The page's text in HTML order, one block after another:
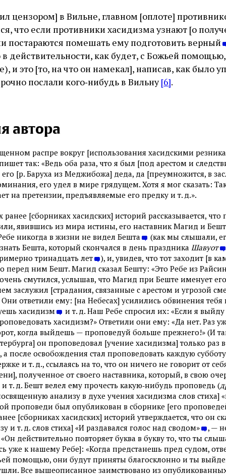
цензором] в Вильне, главном [оплоте]
что если противники хасидизма узнают [о
постараются помешать ему подготовить верный
действительности, как будет, с Божьей помощью,
и это [то, на что он намекал], написав, как было
послали кого‑нибудь в Вильну[6].
автора
распре вокруг [использования хасидскими
так: «Ведь оба раза, что я был [под арестом и
[р. Баруха из Меджибожа] деда, да [преумножится, в
его удел в мире грядущем. Хотя я мог сказать:
на претензии, предъявляемые его предку и т. д.».
[сборниках хасидских] историй рассказывается,
явившись из мира истины, его наставник Магид и
никогда в жизни не видел Бешта
(как мы слышали,
Бешта, который скончался в день праздника Шавуот
тринадцать лет ), и, увидев, что тот заходит [в
перед ним Бешт. Магид сказал Бешту: «Это Ребе из
смутился, услышав, что Магид при Беште именует
заслужил [страдания, связанные с арестом и угрозой
Они ответили ему: [на Небесах] усилились обвинения
хасидизм
и т. д. Наш Ребе спросил их: «Если я выйду
хасидизм?» Ответили они ему: «Да нет. Раз
когда выйдешь — проповедуй больше прежнего!» (И
он проповедовал [учение хасидизма] только раз
а после освобождения стал проповедовать каждую
и т. д., ссылаясь на то, что он ничего не говорит от
полученное от своего наставника, который, в свою
и т. д. Бешт велел ему прочесть какую‑нибудь проповедь (
анализу в духе учения хасидизма слов стиха]
проповеди был опубликован в сборнике [его
[сборниках хасидских] историй утверждается, что он
и т. д. слов стиха] «И раздавался голос над сводом» , —
действительно повторяет буква в букву то, что ты
уже к нашему Ребе]: «Когда предстанешь пред судом,
помощью, они будут приняты благосклонно и ты
Все вышеописанное заимствовано из